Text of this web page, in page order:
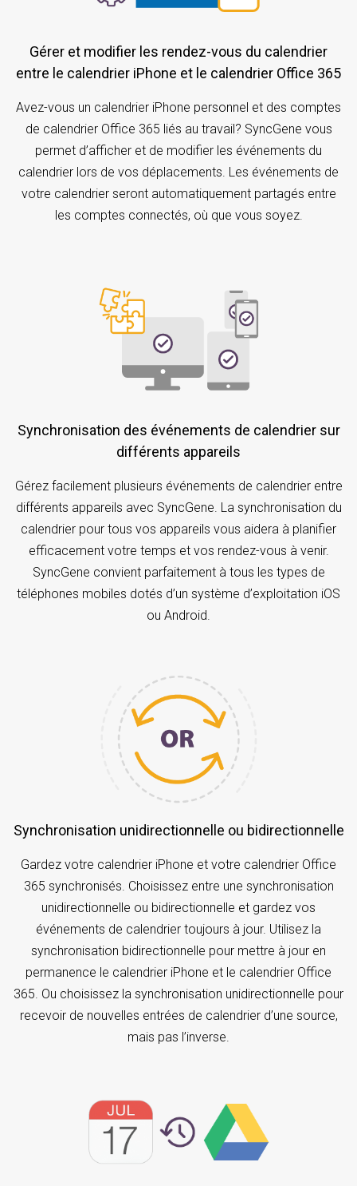
Gérer et modifier les rendez-vous du calendrier
entre le calendrier iPhone et le calendrier Office 365
Avez-vous un calendrier iPhone personnel et des comptes
de calendrier Office 365 liés au travail? SyncGene vous
permet d’afficher et de modifier les événements du
calendrier lors de vos déplacements. Les événements de
votre calendrier seront automatiquement partagés entre
les comptes connectés, où que vous soyez.
Synchronisation des événements de calendrier sur
différents appareils
Gérez facilement plusieurs événements de calendrier entre
différents appareils avec SyncGene. La synchronisation du
calendrier pour tous vos appareils vous aidera à planifier
efficacement votre temps et vos rendez-vous à venir.
SyncGene convient parfaitement à tous les types de
téléphones mobiles dotés d’un système d’exploitation iOS
ou Android.
Synchronisation unidirectionnelle ou bidirectionnelle
Gardez votre calendrier iPhone et votre calendrier Office
365 synchronisés. Choisissez entre une synchronisation
unidirectionnelle ou bidirectionnelle et gardez vos
événements de calendrier toujours à jour. Utilisez la
synchronisation bidirectionnelle pour mettre à jour en
permanence le calendrier iPhone et le calendrier Office
365. Ou choisissez la synchronisation unidirectionnelle pour
recevoir de nouvelles entrées de calendrier d’une source,
mais pas l’inverse.